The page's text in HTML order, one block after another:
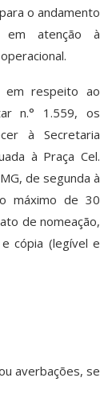
o andamento
em atenção à
em respeito ao
n.° 1.559, os
à Secretaria
à Praça Cel.
de segunda à
máximo de 30
de nomeação,
cópia (legível e
averbações, se